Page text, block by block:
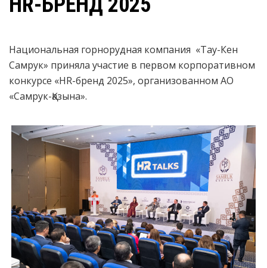
Национальная горнорудная компания «Тау-Кен
Самрук» приняла участие в первом корпоративном
конкурсе «HR-бренд 2025», организованном АО
«Самрук-Қазына».